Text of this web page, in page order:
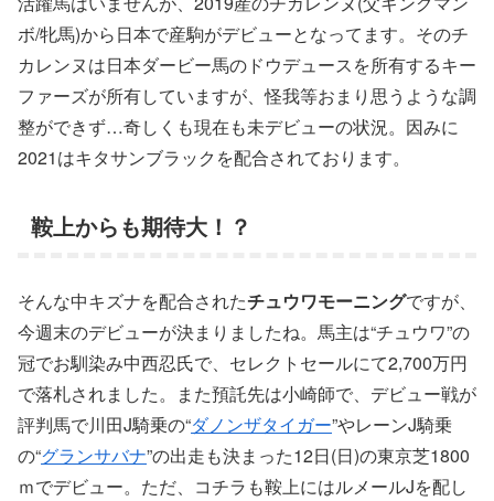
ボ/牝馬)から日本で産駒がデビューとなってます。そのチ
カレンヌは日本ダービー馬のドウデュースを所有するキー
ファーズが所有していますが、怪我等おまり思うような調
整ができず…奇しくも現在も未デビューの状況。因みに
2021はキタサンブラックを配合されております。
鞍上からも期待大！？
そんな中キズナを配合されたチュウワモーニングですが、
今週末のデビューが決まりましたね。馬主は“チュウワ”の
冠でお馴染み中西忍氏で、セレクトセールにて2,700万円
で落札されました。また預託先は小崎師で、デビュー戦が
評判馬で川田J騎乗の“ダノンザタイガー”やレーンJ騎乗
の“グランサバナ”の出走も決まった12日(日)の東京芝1800
ｍでデビュー。ただ、コチラも鞍上にはルメールJを配し